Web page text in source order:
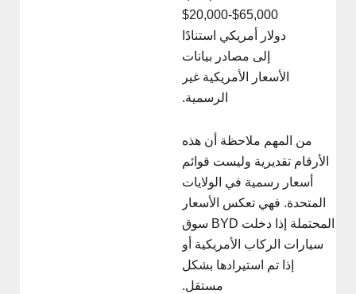
$20,000-$65,000
دولار أمريكي استنادًا
إلى مصادر بيانات
الأسعار الأمريكية غير
الرسمية.
من المهم ملاحظة أن هذه
الأرقام تقديرية وليست قوائم
أسعار رسمية في الولايات
المتحدة. فهي تعكس الأسعار
المحتملة إذا دخلت BYD سوق
سيارات الركاب الأمريكية أو
إذا تم استيرادها بشكل
مستقل.